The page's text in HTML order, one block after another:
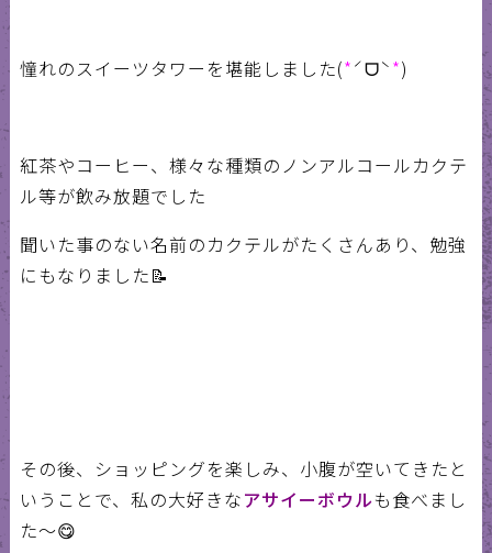
憧れのスイーツタワーを堪能しました(*ˊᗜˋ*)
紅茶やコーヒー、様々な種類のノンアルコールカクテ
ル等が飲み放題でした
聞いた事のない名前のカクテルがたくさんあり、勉強
にもなりました📝
その後、ショッピングを楽しみ、小腹が空いてきたと
いうことで、私の大好きなアサイーボウルも食べまし
た〜😋